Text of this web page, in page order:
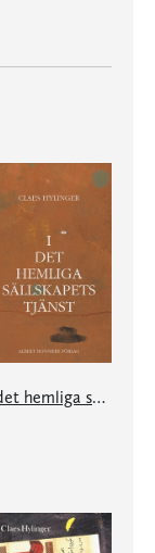
I det hemliga sällskapets tjänst